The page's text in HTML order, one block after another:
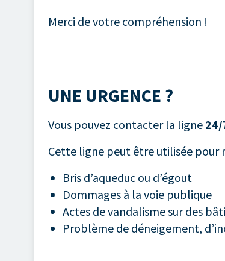
Merci de votre compréhension !
UNE URGENCE ?
Vous pouvez contacter la ligne 24/
Cette ligne peut être utilisée pour
Bris d’aqueduc ou d’égout
Dommages à la voie publique
Actes de vandalisme sur des
Problème de déneigement,